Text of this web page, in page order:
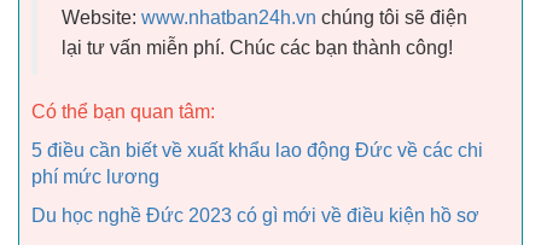
Website: www.nhatban24h.vn chúng tôi sẽ điện
lại tư vấn miễn phí. Chúc các bạn thành công!
Có thể bạn quan tâm:
5 điều cần biết về xuất khẩu lao động Đức về các chi
phí mức lương
Du học nghề Đức 2023 có gì mới về điều kiện hồ sơ